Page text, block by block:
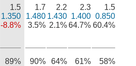
1.5
1.350
-8.8%
89%
1.7
1.480
3.5%
90%
2.2
1.430
2.1%
64%
2.3
1.400
64.7%
61%
1.5
0.850
60.4%
58%